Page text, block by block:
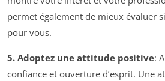
permet également de mieux évaluer
pour vous.
5. Adoptez une attitude positive:
confiance et ouverture d’esprit. Une